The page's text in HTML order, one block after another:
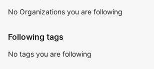
No Organizations you are following
Following tags
No tags you are following